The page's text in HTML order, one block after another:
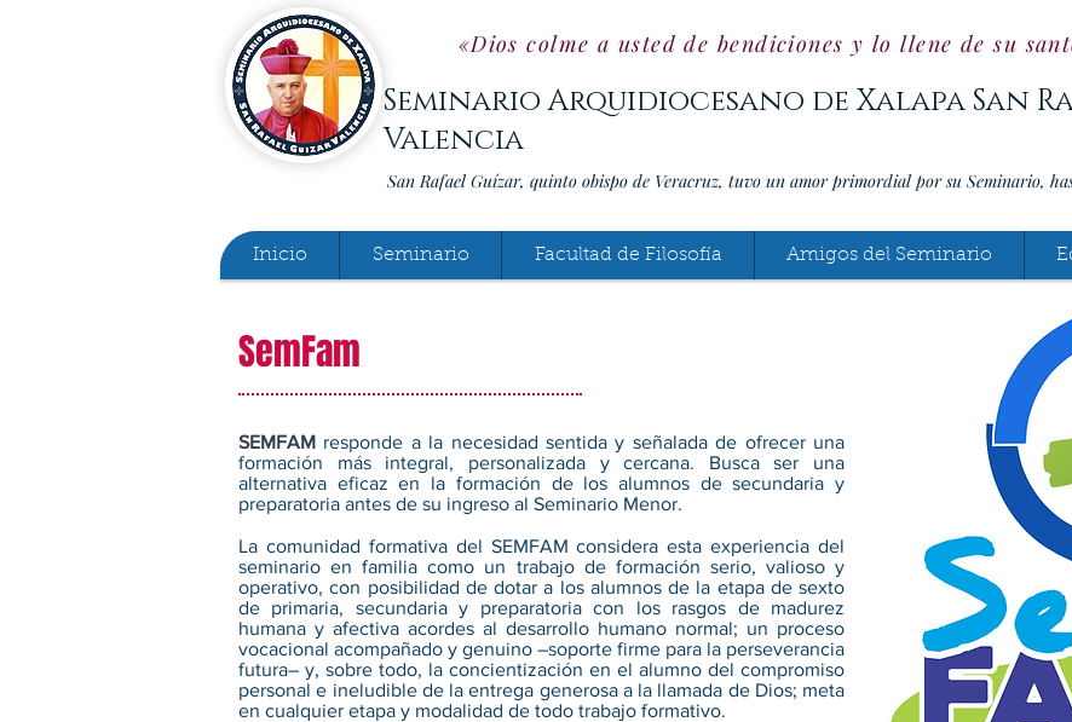
«Dios colme a usted de bendiciones y lo llene de su
Seminario Arquidiocesano de Xalapa San
Valencia
San Rafael Guízar, quinto obispo de Veracruz, tuvo un amor primordial por su Seminario,
Inicio Seminario Facultad de Filosofía Amigos del Seminario
SemFam
SEMFAM responde a la necesidad sentida y señalada de ofrecer una
formación más integral, personalizada y cercana. Busca ser una
alternativa eficaz en la formación de los alumnos de secundaria y
preparatoria antes de su ingreso al Seminario Menor.
La comunidad formativa del SEMFAM considera esta experiencia del
seminario en familia como un trabajo de formación serio, valioso y
operativo, con posibilidad de dotar a los alumnos de la etapa de sexto
de primaria, secundaria y preparatoria con los rasgos de madurez
humana y afectiva acordes al desarrollo humano normal; un proceso
vocacional acompañado y genuino –soporte firme para la perseverancia
futura– y, sobre todo, la concientización en el alumno del compromiso
personal e ineludible de la entrega generosa a la llamada de Dios; meta
en cualquier etapa y modalidad de todo trabajo formativo.